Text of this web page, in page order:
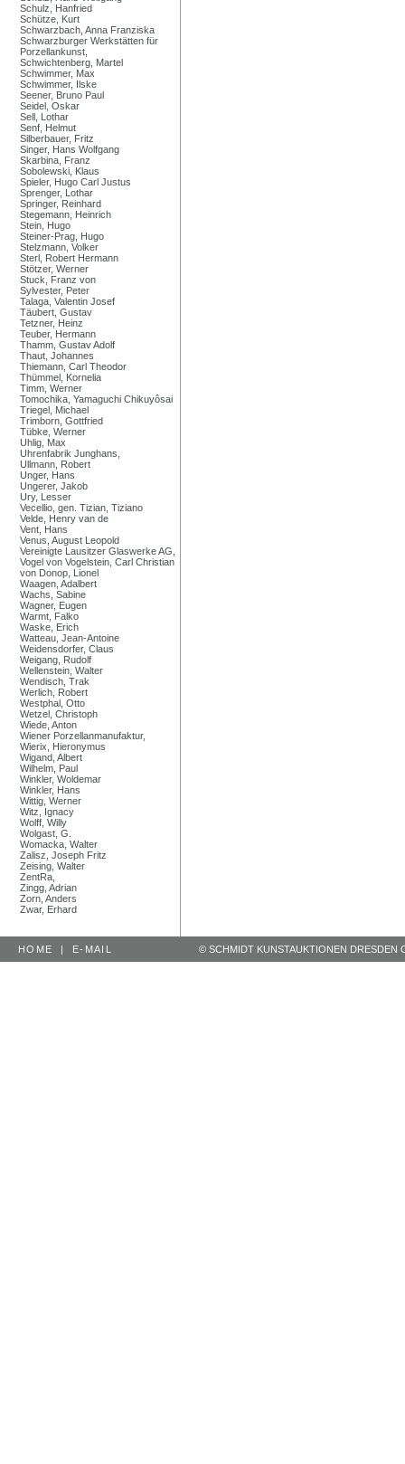
Schulz, Hanfried
Schütze, Kurt
Schwarzbach, Anna Franziska
Schwarzburger Werkstätten für
Porzellankunst,
Schwichtenberg, Martel
Schwimmer, Max
Schwimmer, Ilske
Seener, Bruno Paul
Seidel, Oskar
Sell, Lothar
Senf, Helmut
Silberbauer, Fritz
Singer, Hans Wolfgang
Skarbina, Franz
Sobolewski, Klaus
Spieler, Hugo Carl Justus
Sprenger, Lothar
Springer, Reinhard
Stegemann, Heinrich
Stein, Hugo
Steiner-Prag, Hugo
Stelzmann, Volker
Sterl, Robert Hermann
Stötzer, Werner
Stuck, Franz von
Sylvester, Peter
Talaga, Valentin Josef
Täubert, Gustav
Tetzner, Heinz
Teuber, Hermann
Thamm, Gustav Adolf
Thaut, Johannes
Thiemann, Carl Theodor
Thümmel, Kornelia
Timm, Werner
Tomochika, Yamaguchi Chikuyôsai
Triegel, Michael
Trimborn, Gottfried
Tübke, Werner
Uhlig, Max
Uhrenfabrik Junghans,
Ullmann, Robert
Unger, Hans
Ungerer, Jakob
Ury, Lesser
Vecellio, gen. Tizian, Tiziano
Velde, Henry van de
Vent, Hans
Venus, August Leopold
Vereinigte Lausitzer Glaswerke AG,
Vogel von Vogelstein, Carl Christian
von Donop, Lionel
Waagen, Adalbert
Wachs, Sabine
Wagner, Eugen
Warmt, Falko
Waske, Erich
Watteau, Jean-Antoine
Weidensdorfer, Claus
Weigang, Rudolf
Wellenstein, Walter
Wendisch, Trak
Werlich, Robert
Westphal, Otto
Wetzel, Christoph
Wiede, Anton
Wiener Porzellanmanufaktur,
Wierix, Hieronymus
Wigand, Albert
Wilhelm, Paul
Winkler, Woldemar
Winkler, Hans
Wittig, Werner
Witz, Ignacy
Wolff, Willy
Wolgast, G.
Womacka, Walter
Zalisz, Joseph Fritz
Zeising, Walter
ZentRa,
Zingg, Adrian
Zorn, Anders
Zwar, Erhard
HOME | E-MAIL © SCHMIDT KUNSTAUKTIONEN DRESDEN